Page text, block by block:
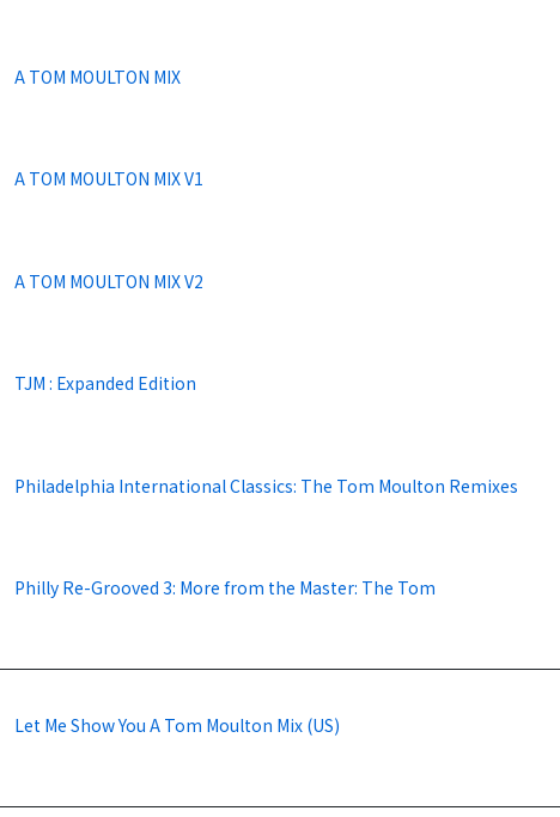
A TOM MOULTON MIX
A TOM MOULTON MIX V1
A TOM MOULTON MIX V2
TJM : Expanded Edition
Philadelphia International Classics: The Tom Moulton Remixes
Philly Re-Grooved 3: More from the Master: The Tom
Let Me Show You A Tom Moulton Mix (US)